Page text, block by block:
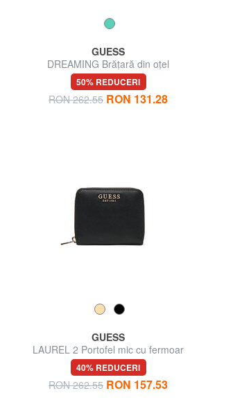
GUESS
DREAMING Brățară din oțel
50% REDUCERI
RON 262.55 RON 131.28
GUESS
LAUREL 2 Portofel mic cu fermoar
40% REDUCERI
RON 262.55 RON 157.53